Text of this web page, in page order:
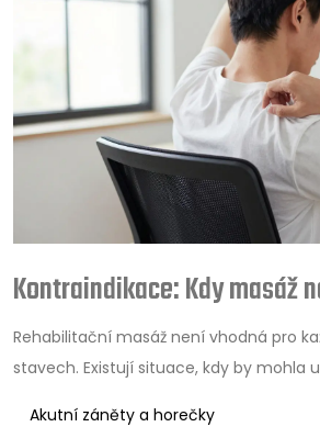
Kontraindikace: Kdy masáž
Rehabilitační masáž není vhodná pro
stavech. Existují situace, kdy by mohla
Akutní záněty a horečky